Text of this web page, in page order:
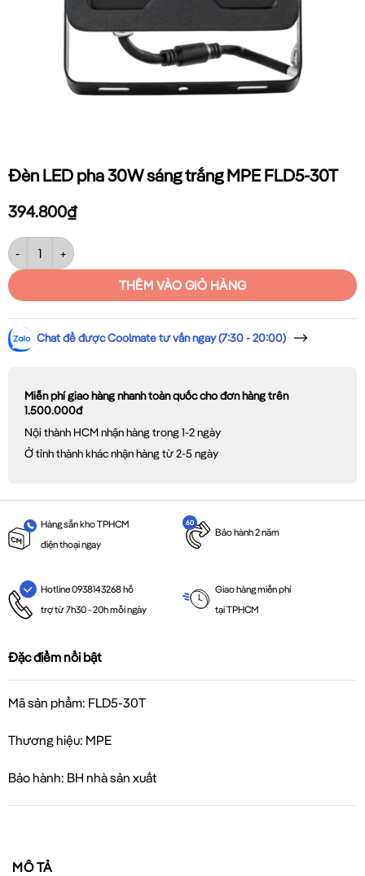
Đèn LED pha 30W sáng trắng MPE FLD5-30T
394.800₫
Đèn LED pha 30W sáng trắng MPE FLD5-30T số lượng
THÊM VÀO GIỎ HÀNG
Chat để được Coolmate tư vấn ngay (7:30 - 20:00)
Miễn phí giao hàng nhanh toàn quốc cho đơn hàng trên
1.500.000đ
Nội thành HCM nhận hàng trong 1-2 ngày
Ở tỉnh thành khác nhận hàng từ 2-5 ngày
Hàng sẵn kho TPHCM
điện thoại ngay
Bảo hành 2 năm
Hotline 0938143268 hỗ
trợ từ 7h30 - 20h mỗi ngày
Giao hàng miễn phí
tại TPHCM
Đặc điểm nổi bật
Mã sản phẩm: FLD5-30T
Thương hiệu: MPE
Bảo hành: BH nhà sản xuất
MÔ TẢ